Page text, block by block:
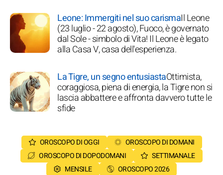
Leone: Immergiti nel suo carismaIl Leone
(23 luglio - 22 agosto), Fuoco, è governato
dal Sole - simbolo di Vita! Il Leone è legato
alla Casa V, casa dell'esperienza.
La Tigre, un segno entusiastaOttimista,
coraggiosa, piena di energia, la Tigre non si
lascia abbattere e affronta davvero tutte le
sfide
OROSCOPO DI OGGI
OROSCOPO DI DOMANI
OROSCOPO DI DOPODOMANI
SETTIMANALE
MENSILE
OROSCOPO 2026